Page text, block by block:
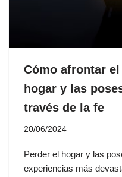
Cómo afrontar
hogar y las
través de la fe
20/06/2024
Perder el hogar y las
experiencias más